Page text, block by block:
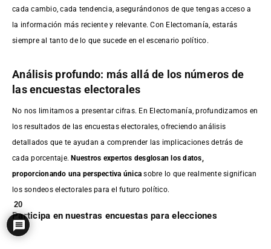
cada cambio, cada tendencia, asegurándonos de que tengas acceso a
la información más reciente y relevante. Con Electomanía, estarás
siempre al tanto de lo que sucede en el escenario político.
Análisis profundo: más allá de los números de
las encuestas electorales
No nos limitamos a presentar cifras. En Electomanía, profundizamos en
los resultados de las encuestas electorales, ofreciendo análisis
detallados que te ayudan a comprender las implicaciones detrás de
cada porcentaje. Nuestros expertos desglosan los datos,
proporcionando una perspectiva única sobre lo que realmente significan
los sondeos electorales para el futuro político.
Participa en nuestras encuestas para elecciones
20